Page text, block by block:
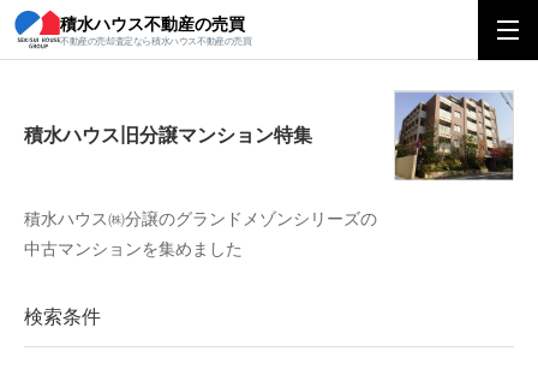
積水ハウス不動産の売買
不動産の売却査定なら積水ハウス不動産の売買
積水ハウス旧分譲マンション特集
積水ハウス旧分譲マンション特集
積水ハウス㈱分譲のグランドメゾンシリーズの
中古マンションを集めました
検索条件